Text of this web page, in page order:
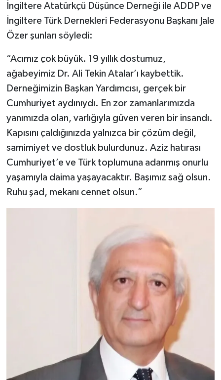
İngiltere Atatürkçü Düşünce Derneği ile ADDP ve
İngiltere Türk Dernekleri Federasyonu Başkanı Jale
Özer şunları söyledi:
⁠“Acımız çok büyük. 19 yıllık dostumuz,
ağabeyimiz Dr. Ali Tekin Atalar’ı kaybettik.
Derneğimizin Başkan Yardımcısı, gerçek bir
Cumhuriyet aydınıydı. En zor zamanlarımızda
yanımızda olan, varlığıyla güven veren bir insandı.
Kapısını çaldığınızda yalnızca bir çözüm değil,
samimiyet ve dostluk bulurdunuz. Aziz hatırası
Cumhuriyet’e ve Türk toplumuna adanmış onurlu
yaşamıyla daima yaşayacaktır. Başımız sağ olsun.
Ruhu şad, mekanı cennet olsun.”